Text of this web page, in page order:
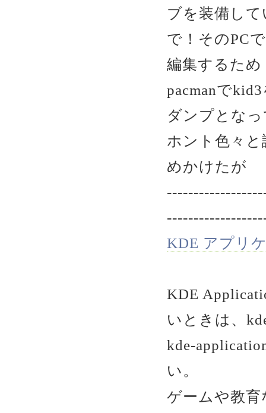
ブを装備し
で！そのPC
編集するため
pacmanで
ダンプとな
ホント色々
めかけたが
KDE アプリ
KDE
いときは、
kde-
い。
ゲームや教育